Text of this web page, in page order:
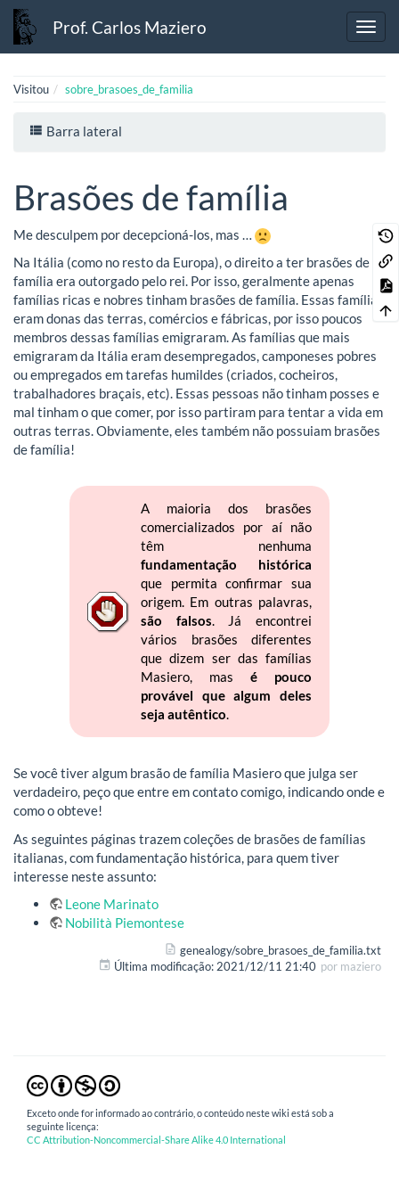
Prof. Carlos Maziero
Visitou sobre_brasoes_de_familia
Barra lateral
Brasões de família
Me desculpem por decepcioná-los, mas …
Na Itália (como no resto da Europa), o direito a ter brasões de
família era outorgado pelo rei. Por isso, geralmente apenas
famílias ricas e nobres tinham brasões de família. Essas famílias
eram donas das terras, comércios e fábricas, por isso poucos
membros dessas famílias emigraram. As famílias que mais
emigraram da Itália eram desempregados, camponeses pobres
ou empregados em tarefas humildes (criados, cocheiros,
trabalhadores braçais, etc). Essas pessoas não tinham posses e
mal tinham o que comer, por isso partiram para tentar a vida em
outras terras. Obviamente, eles também não possuiam brasões
de família!
A maioria dos brasões
comercializados por aí não
têm nenhuma
fundamentação histórica
que permita confirmar sua
origem. Em outras palavras,
são falsos. Já encontrei
vários brasões diferentes
que dizem ser das famílias
Masiero, masé pouco
provável que algum deles
seja autêntico.
Se você tiver algum brasão de família Masiero que julga ser
verdadeiro, peço que entre em contato comigo, indicando onde e
como o obteve!
As seguintes páginas trazem coleções de brasões de famílias
italianas, com fundamentação histórica, para quem tiver
interesse neste assunto:
Leone Marinato
Nobilità Piemontese
genealogy/sobre_brasoes_de_familia.txt
Última modificação: 2021/12/11 21:40 por maziero
Exceto onde for informado ao contrário, o conteúdo neste wiki está sob a
seguinte licença:
CC Attribution-Noncommercial-Share Alike 4.0 International